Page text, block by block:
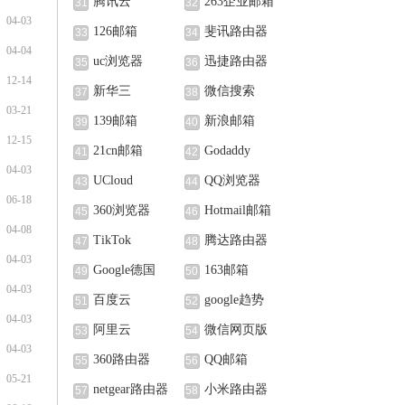
04-03
04-04
12-14
03-21
12-15
04-03
06-18
04-08
04-03
04-03
04-03
04-03
05-21
31 32
33 126邮箱 34 斐讯路由器
35 uc浏览器 36 迅捷路由器
37 新华三 38 微信搜索
39 139邮箱 40 新浪邮箱
41 21cn邮箱 42 Godaddy
43 UCloud 44 QQ浏览器
45 360浏览器 46 Hotmail邮箱
47 TikTok 48 腾达路由器
49 Google德国 50 163邮箱
51 百度云 52 google趋势
53 阿里云 54 微信网页版
55 360路由器 56 QQ邮箱
57 netgear路由器 58 小米路由器